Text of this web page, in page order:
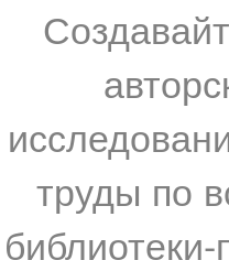
труды по